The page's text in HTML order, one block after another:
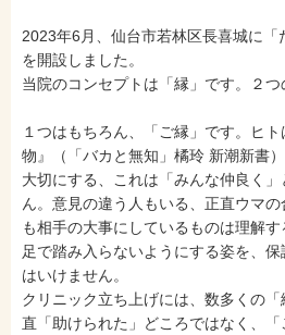
2023年6月、仙台市若林区長喜城に「
を開設しました。
当院のコンセプトは「縁」です。２つ
１つはもちろん、「ご縁」です。ヒ
物』（「バカと無知」橘玲 新潮新書
大切にする、これは「みんな仲良く
ん。意見の違う人もいる、正直ウマ
も相手の大事にしているものは理解
足で踏み入らないようにする姿を、
はいけません。
クリニック立ち上げには、数多くの
直「助けられた」どころではなく、